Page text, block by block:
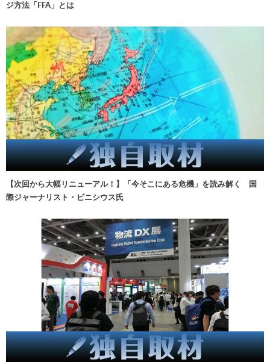
ジ方法「FFA」とは
【次回から大幅リニューアル！】「今そこにある危機」を読み解く 国
際ジャーナリスト・ビニシウス氏